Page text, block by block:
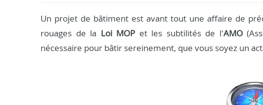
Un projet de bâtiment est avant tout une affaire de
rouages de la Loi MOP et les subtilités de l'AMO
nécessaire pour bâtir sereinement, que vous soyez un